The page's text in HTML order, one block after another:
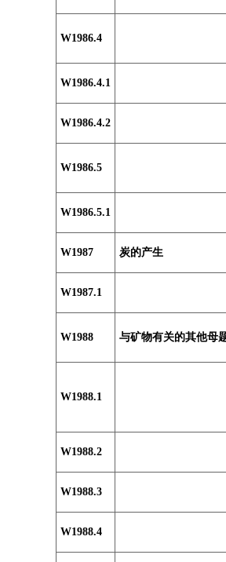
W1986.4
W1986.4.1
W1986.4.2
W1986.5
W1986.5.1
W1987 炭的产生
W1987.1
W1988 与矿物有关的其他母
W1988.1
W1988.2
W1988.3
W1988.4